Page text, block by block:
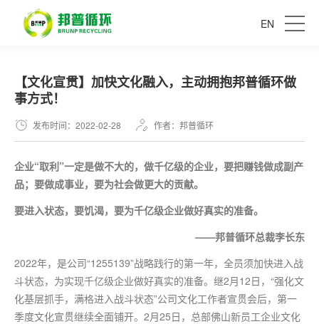
EN
【文化宣贯】加快文化融入，主动拥抱邦普循环做
事方式！
发布时间：2022-02-28 作者：邦普循环
企业“取利”一定是做不大的，做千亿级的企业，要把赚钱做成副产
品；要做成事业，要为社会做更大的贡献。
要进入状态，要饥渴，要为千亿级企业做好真实的准备。
——邦普循环总裁李长东
2022年，是公司“1255139”战略践行的第一年，全员须加快进入战
斗状态，为实现千亿级企业做好真实的准备。继2月12日，“强化文
化基层抓手，满格进入战斗状态”公司文化工作者宣贯会后， 第一
季度文化宣贯继续全面铺开。2月25日，总部佛山新员工企业文化